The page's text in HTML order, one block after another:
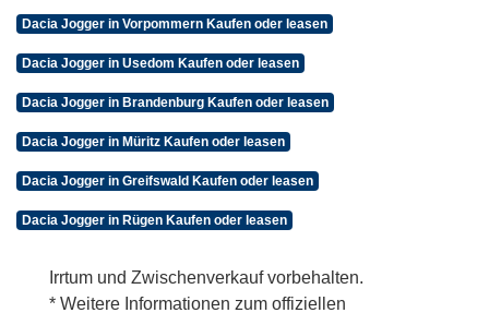
Dacia Jogger in Vorpommern Kaufen oder leasen
Dacia Jogger in Usedom Kaufen oder leasen
Dacia Jogger in Brandenburg Kaufen oder leasen
Dacia Jogger in Müritz Kaufen oder leasen
Dacia Jogger in Greifswald Kaufen oder leasen
Dacia Jogger in Rügen Kaufen oder leasen
Irrtum und Zwischenverkauf vorbehalten.
* Weitere Informationen zum offiziellen